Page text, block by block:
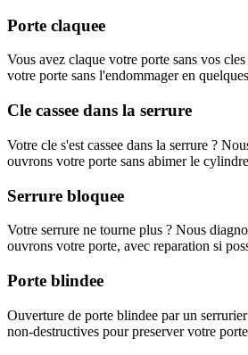
Porte claquee
Vous avez claque votre porte sans vos
votre porte sans l'endommager en
Cle cassee dans la serrure
Votre cle s'est cassee dans la serrure ?
ouvrons votre porte sans abimer le
Serrure bloquee
Votre serrure ne tourne plus ? Nous
ouvrons votre porte, avec reparation si
Porte blindee
Ouverture de porte blindee par un
non-destructives pour preserver votre